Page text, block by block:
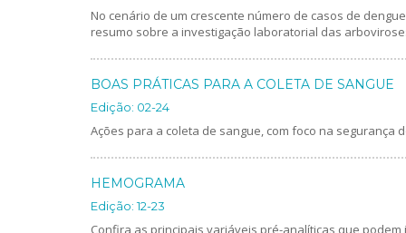
No cenário de um crescente número de casos de
resumo sobre a investigação laboratorial das
BOAS PRÁTICAS PARA A COLETA DE SANGUE
Edição: 02-24
Ações para a coleta de sangue, com foco na segurança
HEMOGRAMA
Edição: 12-23
Confira as principais variáveis pré-analíticas que